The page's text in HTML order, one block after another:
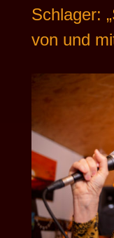
Schlager:
von und